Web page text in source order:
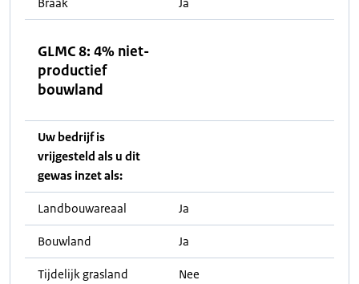
GLMC 8: 4% niet-
productief
bouwland
Uw bedrijf is
vrijgesteld als u dit
gewas inzet als:
Landbouwareaal Ja
Bouwland Ja
Tijdelijk grasland Nee